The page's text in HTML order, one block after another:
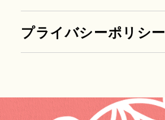
プライバシーポリシー